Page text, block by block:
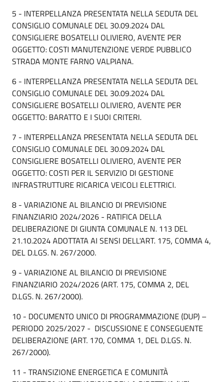
5 - INTERPELLANZA PRESENTATA NELLA SEDUTA DEL
CONSIGLIO COMUNALE DEL 30.09.2024 DAL
CONSIGLIERE BOSATELLI OLIVIERO, AVENTE PER
OGGETTO: COSTI MANUTENZIONE VERDE PUBBLICO
STRADA MONTE FARNO VALPIANA.
6 - INTERPELLANZA PRESENTATA NELLA SEDUTA DEL
CONSIGLIO COMUNALE DEL 30.09.2024 DAL
CONSIGLIERE BOSATELLI OLIVIERO, AVENTE PER
OGGETTO: BARATTO E I SUOI CRITERI.
7 - INTERPELLANZA PRESENTATA NELLA SEDUTA DEL
CONSIGLIO COMUNALE DEL 30.09.2024 DAL
CONSIGLIERE BOSATELLI OLIVIERO, AVENTE PER
OGGETTO: COSTI PER IL SERVIZIO DI GESTIONE
INFRASTRUTTURE RICARICA VEICOLI ELETTRICI.
8 - VARIAZIONE AL BILANCIO DI PREVISIONE
FINANZIARIO 2024/2026 - RATIFICA DELLA
DELIBERAZIONE DI GIUNTA COMUNALE N. 113 DEL
21.10.2024 ADOTTATA AI SENSI DELL'ART. 175, COMMA 4,
DEL D.LGS. N. 267/2000.
9 - VARIAZIONE AL BILANCIO DI PREVISIONE
FINANZIARIO 2024/2026 (ART. 175, COMMA 2, DEL
D.LGS. N. 267/2000).
10 - DOCUMENTO UNICO DI PROGRAMMAZIONE (DUP) –
PERIODO 2025/2027 - DISCUSSIONE E CONSEGUENTE
DELIBERAZIONE (ART. 170, COMMA 1, DEL D.LGS. N.
267/2000).
11 - TRANSIZIONE ENERGETICA E COMUNITÀ